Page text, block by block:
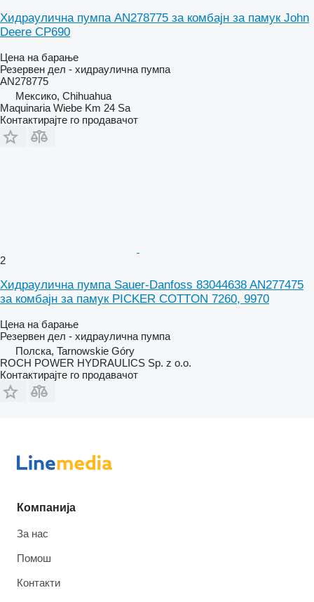
Хидраулична пумпа AN278775 за комбајн за памук John
Deere CP690
Цена на барање
Резервен дел - хидраулична пумпа
AN278775
Мексико, Chihuahua
Maquinaria Wiebe Km 24 Sa
Контактирајте го продавачот
2
Хидраулична пумпа Sauer-Danfoss 83044638 AN277475
за комбајн за памук PICKER COTTON 7260, 9970
Цена на барање
Резервен дел - хидраулична пумпа
Полска, Tarnowskie Góry
ROCH POWER HYDRAULICS Sp. z o.o.
Контактирајте го продавачот
Компанија
За нас
Помош
Контакти